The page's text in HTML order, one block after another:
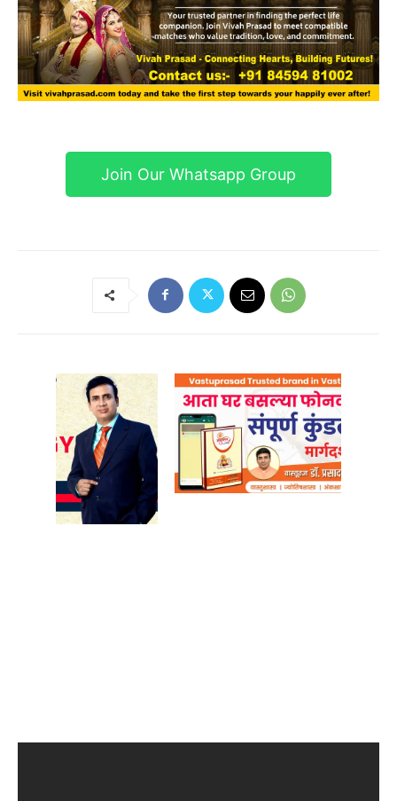
Join Our Whatsapp Group